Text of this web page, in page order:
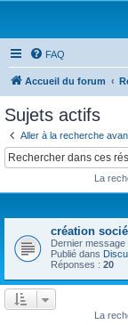
FAQ
Accueil du forum
Sujets actifs
Aller à la recherche
La
création
Dernier message
Publié dans
Réponses : 20
La